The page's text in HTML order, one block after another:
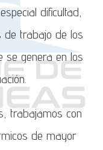
dificultad,
de trabajo de los
se genera en los
trabajamos con
de mayor